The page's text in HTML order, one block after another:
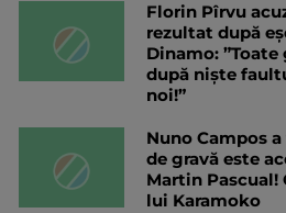
Florin Pîrvu
rezultat după
Dinamo:
după niște
noi!”
Nuno Campos
de gravă este
Martin Pascual!
lui Karamoko